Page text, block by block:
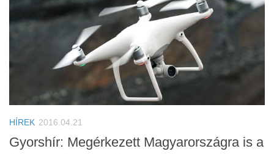
HÍREK 2016.04.21
Gyorshír: Megérkezett Magyarországra is a